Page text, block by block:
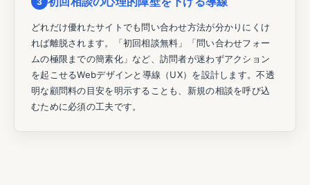
どれだけ優れたサイトでも問い合わせ方法が分かりにくけ
れば離脱されます。「初回相談無料」「問い合わせフォー
ムの極限までの簡素化」など、訪問者が迷わずアクション
を起こせるWebデザインと導線（UX）を設計します。不透
明な顧問料の目安を明示することも、新規の相談を呼び込
むために必須の工夫です。